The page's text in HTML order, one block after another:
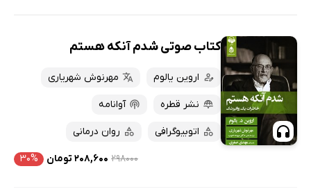
کتاب صوتی شدم آنکه هستم
اروین یالوم مهرنوش شهریاری
نشر قطره آوانامه
اتوبیوگرافی روان درمانی
۲۹۸۰۰۰ ۲۰۸,۶۰۰ تومان ۳۰%